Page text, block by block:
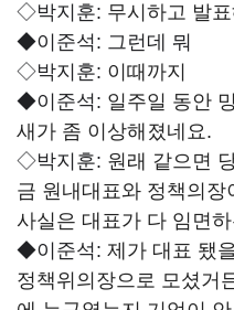
◇박지훈: 무시하고 발
◆이준석: 그런데 뭐
◇박지훈: 이때까지
◆이준석: 일주일 동안
새가 좀 이상해졌네요.
◇박지훈: 원래 같으면
금 원내대표와 정책의장
사실은 대표가 다 임면
◆이준석: 제가 대표 됐
정책위의장으로 모셨거